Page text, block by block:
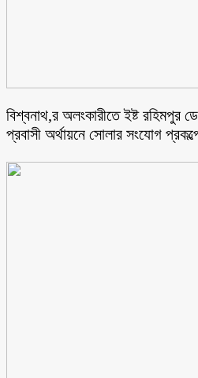
বিশ্বনাথ,র অলংকারীতে ইষ্ট রহিমপুর
প্রবাসী অর্থায়নে সোলার সংযোগ